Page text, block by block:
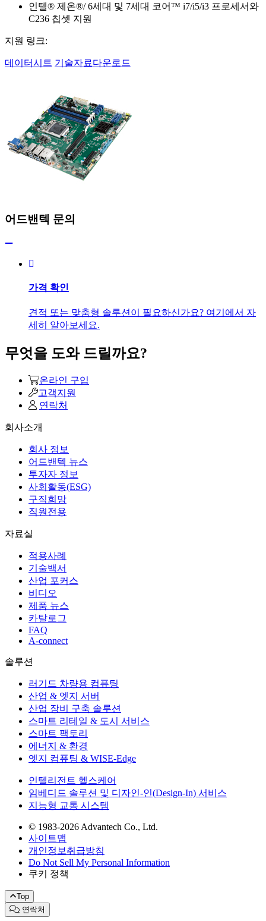
인텔® 제온®/ 6세대 및 7세대 코어™ i7/i5/i3 프로세서와
C236 칩셋 지원
지원 링크:
데이터시트 기술자료다운로드
어드밴텍 문의
가격 확인
견적 또는 맞춤형 솔루션이 필요하신가요? 여기에서 자
세히 알아보세요.
무엇을 도와 드릴까요?
온라인 구입
고객지원
연락처
회사소개
회사 정보
어드밴텍 뉴스
투자자 정보
사회활동(ESG)
구직희망
직원전용
자료실
적용사례
기술백서
산업 포커스
비디오
제품 뉴스
카탈로그
FAQ
A-connect
솔루션
러기드 차량용 컴퓨팅
산업 & 엣지 서버
산업 장비 구축 솔루션
스마트 리테일 & 도시 서비스
스마트 팩토리
에너지 & 환경
엣지 컴퓨팅 & WISE-Edge
인텔리전트 헬스케어
임베디드 솔루션 및 디자인-인(Design-In) 서비스
지능형 교통 시스템
© 1983-2026 Advantech Co., Ltd.
사이트맵
개인정보취급방침
Do Not Sell My Personal Information
쿠키 정책
Top
연락처